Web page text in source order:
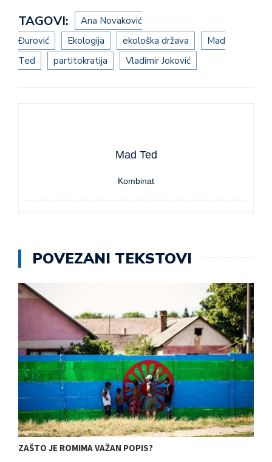
TAGOVI:
Ana Novaković
Đurović
Ekologija ekološka država
Mad
Ted
partitokratija Vladimir Joković
Mad Ted
Kombinat
POVEZANI TEKSTOVI
ZAŠTO JE ROMIMA VAŽAN POPIS?